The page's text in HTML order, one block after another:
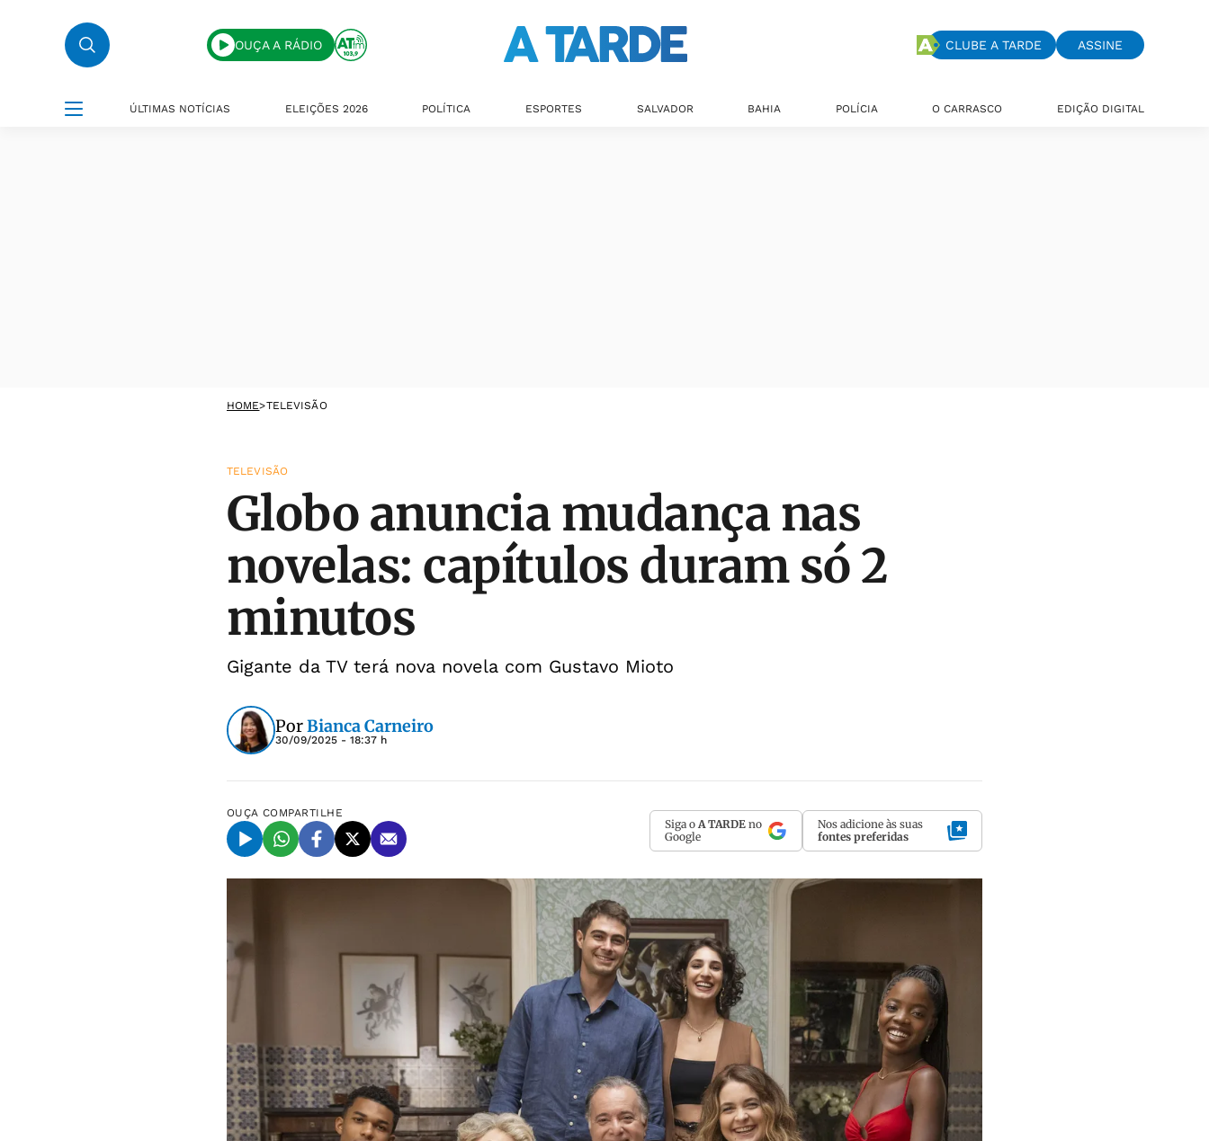
OUÇA A RÁDIO CLUBE A TARDE ASSINE
ÚLTIMAS NOTÍCIAS ELEIÇÕES 2026 POLÍTICA ESPORTES SALVADOR BAHIA POLÍCIA O CARRASCO EDIÇÃO DIGITAL
HOME>TELEVISÃO
TELEVISÃO
Globo anuncia mudança nas
novelas: capítulos duram só 2
minutos
Gigante da TV terá nova novela com Gustavo Mioto
PorBianca Carneiro
30/09/2025 - 18:37 h
OUÇA COMPARTILHE
Siga o A TARDE no
Google
Nos adicione às suas
fontes preferidas